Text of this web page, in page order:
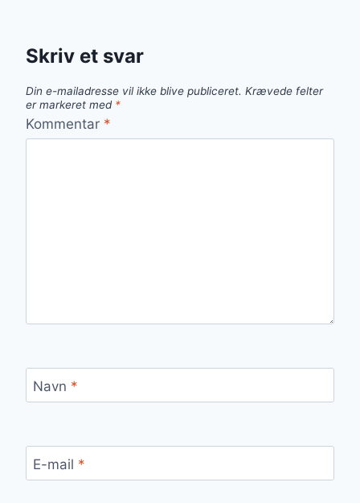
Skriv et svar
Din e-mailadresse vil ikke blive publiceret. Krævede felter
er markeret med *
Kommentar *
Navn *
E-mail *